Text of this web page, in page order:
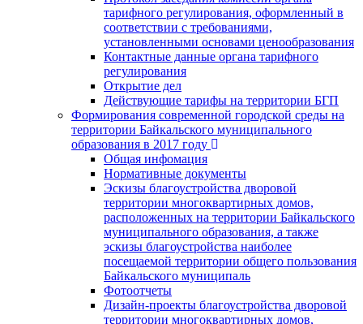
тарифного регулирования, оформленный в
соответствии с требованиями,
установленными основами ценообразования
Контактные данные органа тарифного
регулирования
Открытие дел
Действующие тарифы на территории БГП
Формирования современной городской среды на
территории Байкальского муниципального
образования в 2017 году
Общая инфомация
Нормативные документы
Эскизы благоустройства дворовой
территории многоквартирных домов,
расположенных на территории Байкальского
муниципального образования, а также
эскизы благоустройства наиболее
посещаемой территории общего пользования
Байкальского муниципаль
Фотоотчеты
Дизайн-проекты благоустройства дворовой
территории многоквартирных домов,